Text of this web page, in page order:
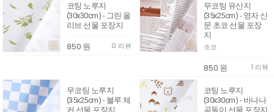
코팅 노루지
(30x30cm) - 그린 올
리브 선물 포장지
850 원 0 리뷰
무코팅 유산지
(35x25cm) - 영자 신
문 초코 선물 포장
지
초코
850 원 1 리뷰
무코팅 노루지
(35x25cm) - 블루 체
커 선물 포장지
코팅 노루지
(30x30cm) - 바나나
곰돌이 선물 포장지